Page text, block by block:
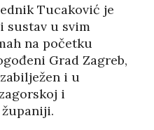
Tucaković je
sustav u svim
na početku
Grad Zagreb,
i u
i